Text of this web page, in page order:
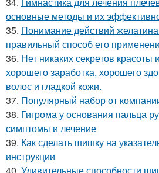
основные методы и их
35. Понимание действий
правильный способ его
36. Нет никаких секретов красоты
хорошего заработка, хорошего
волос и гладкой кожи.
37. Популярный набор от
38. Гигрома у основания пальца
симптомы и лечение
39. Как сделать шишку на
инструкции